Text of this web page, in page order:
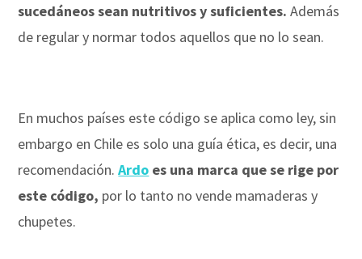
sucedáneos sean nutritivos y suficientes. Además
de regular y normar todos aquellos que no lo sean.
En muchos países este código se aplica como ley, sin
embargo en Chile es solo una guía ética, es decir, una
recomendación.Ardo es una marca que se rige por
este código, por lo tanto no vende mamaderas y
chupetes.